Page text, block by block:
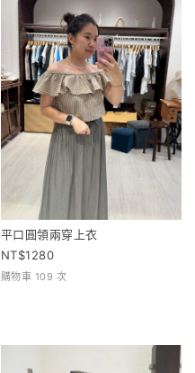
平口圓領兩穿上衣
1280
購物車 109 次